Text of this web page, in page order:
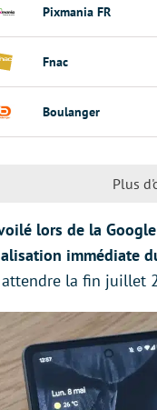
Pixmania FR
Fnac
Boulanger
Plus
lors de la
immédiate
la fin juillet